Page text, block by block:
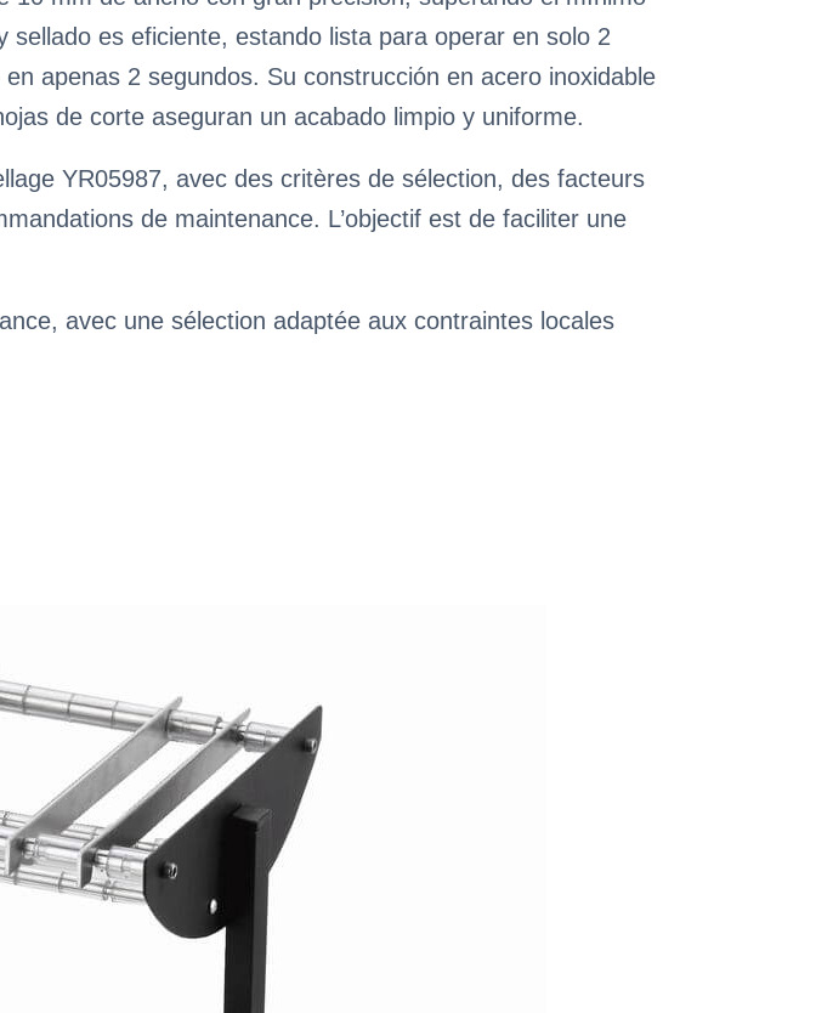
es eficiente, estando lista para operar en solo 2
apenas 2 segundos. Su construcción en acero inoxidable
de corte aseguran un acabado limpio y uniforme.
YR05987, avec des critères de sélection, des facteurs
de maintenance. L’objectif est de faciliter une
avec une sélection adaptée aux contraintes locales